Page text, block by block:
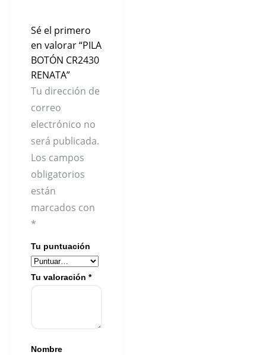
Sé el primero
en valorar “PILA
BOTÓN CR2430
RENATA”
Tu dirección de
correo
electrónico no
será publicada.
Los campos
obligatorios
están
marcados con
*
Tu puntuación
Tu valoración *
Nombre